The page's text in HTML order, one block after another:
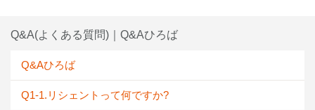
Q&A(よくある質問)｜Q&Aひろば
Q&Aひろば
Q1-1.リシェントって何ですか?